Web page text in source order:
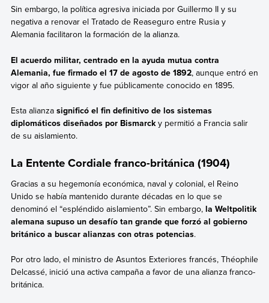
Sin embargo, la política agresiva iniciada por Guillermo II y su
negativa a renovar el Tratado de Reaseguro entre Rusia y
Alemania facilitaron la formación de la alianza.
El acuerdo militar, centrado en la ayuda mutua contra
Alemania, fue firmado el 17 de agosto de 1892, aunque entró en
vigor al año siguiente y fue públicamente conocido en 1895.
Esta alianzasignificó el fin definitivo de los sistemas
diplomáticos diseñados por Bismarcky permitió a Francia salir
de su aislamiento.
La Entente Cordiale franco-británica (1904)
Gracias a su hegemonía económica, naval y colonial, el Reino
Unido se había mantenido durante décadas en lo que se
denominó el “espléndido aislamiento”. Sin embargo,la Weltpolitik
alemana supuso un desafío tan grande que forzó al gobierno
británico a buscar alianzas con otras potencias.
Por otro lado, el ministro de Asuntos Exteriores francés, Théophile
Delcassé, inició una activa campaña a favor de una alianza franco-
británica.